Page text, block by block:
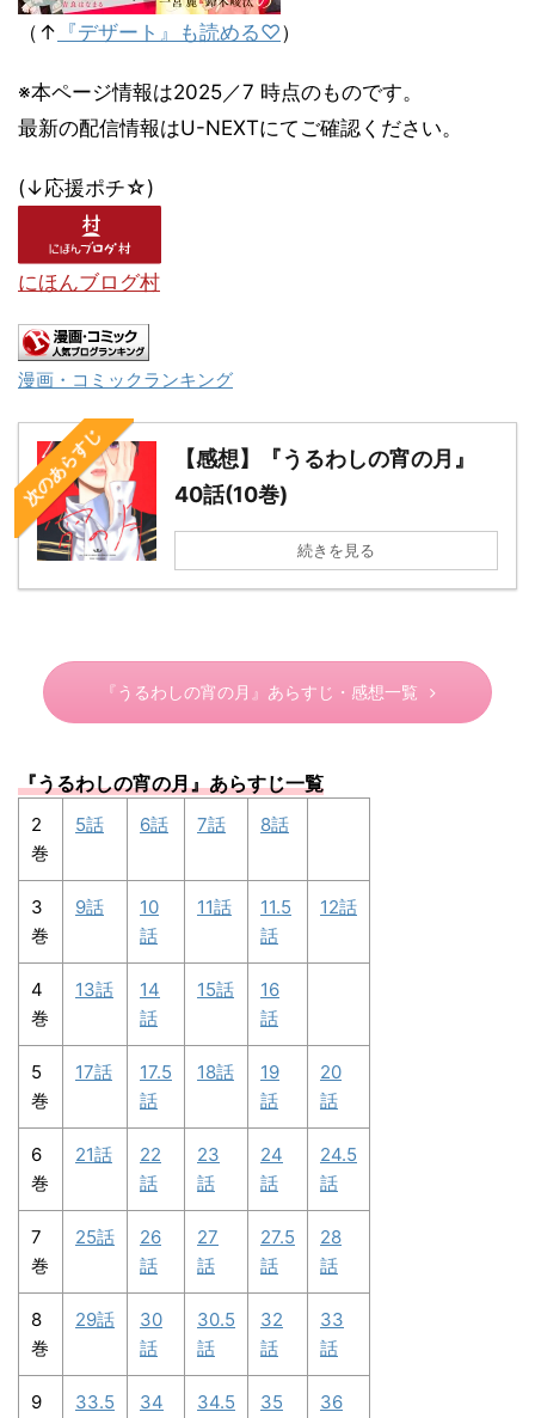
（↑ 『デザート』も読める♡）
※本ページ情報は2025／7 時点のものです。
最新の配信情報はU-NEXTにてご確認ください。
(↓応援ポチ☆)
にほんブログ村
漫画・コミックランキング
次のあらすじ
【感想】『うるわしの宵の月』
40話(10巻)
続きを見る
『うるわしの宵の月』あらすじ・感想一覧
『うるわしの宵の月』あらすじ一覧
2
巻
5話 6話 7話 8話
3
巻
9話
10
話
11話
11.5
話
12話
4
巻
13話
14
話
15話
16
話
5
巻
17話
17.5
話
18話
19
話
20
話
6
巻
21話
22
話
23
話
24
話
24.5
話
7
巻
25話
26
話
27
話
27.5
話
28
話
8
巻
29話
30
話
30.5
話
32
話
33
話
9
33.5
34
34.5
35
36